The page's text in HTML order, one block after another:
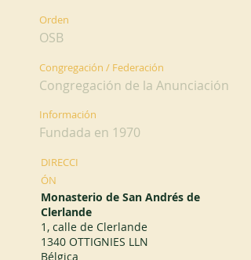
Orden
OSB
Congregación / Federación
Congregación de la Anunciación
Información
Fundada en 1970
DIRECCI
ÓN
Monasterio de San Andrés de
Clerlande
1, calle de Clerlande
1340 OTTIGNIES LLN
Bélgica